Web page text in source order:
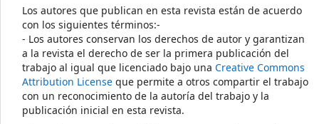
Los autores que publican en esta revista están de acuerdo
con los siguientes términos:-
- Los autores conservan los derechos de autor y garantizan
a la revista el derecho de ser la primera publicación del
trabajo al igual que licenciado bajo una Creative Commons
Attribution License que permite a otros compartir el trabajo
con un reconocimiento de la autoría del trabajo y la
publicación inicial en esta revista.